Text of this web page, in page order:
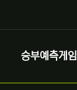
승부예측게임